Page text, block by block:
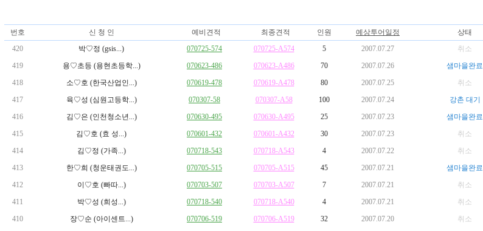
번호 신 청 인 예비견적 최종견적 인원 예상투어일정 상태
420
박♡정 (gsis...) 070725-574 070725-A574 5 2007.07.27 취소
419 용♡초등 (용현초등학...) 070623-486 070623-A486 70 2007.07.26 샘마을완료
418 소♡호 (한국산업인...) 070619-478 070619-A478 80 2007.07.25 취소
417 육♡성 (심원고등학...) 070307-58 070307-A58 100 2007.07.24 강촌 대기
416 김♡은 (인천청소년...) 070630-495 070630-A495 25 2007.07.23 샘마을완료
415 김♡호 (효 성...) 070601-432 070601-A432 30 2007.07.23 취소
414 김♡정 (가족...) 070718-543 070718-A543 4 2007.07.22 취소
413 한♡희 (청운태권도...) 070705-515 070705-A515 45 2007.07.21 샘마을완료
412 이♡호 (빠따...) 070703-507 070703-A507 7 2007.07.21 취소
411 박♡성 (희성...) 070718-540 070718-A540 4 2007.07.21 취소
410 장♡순 (아이센트...) 070706-519 070706-A519 32 2007.07.20 취소